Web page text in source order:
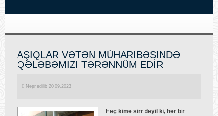
AŞIQLAR VƏTƏN MÜHARIBƏSINDƏ
QƏLƏBƏMIZI TƏRƏNNÜM EDİR
Nəşr edilib 20.09.2023
Heç kimə sirr deyil ki, hər bir